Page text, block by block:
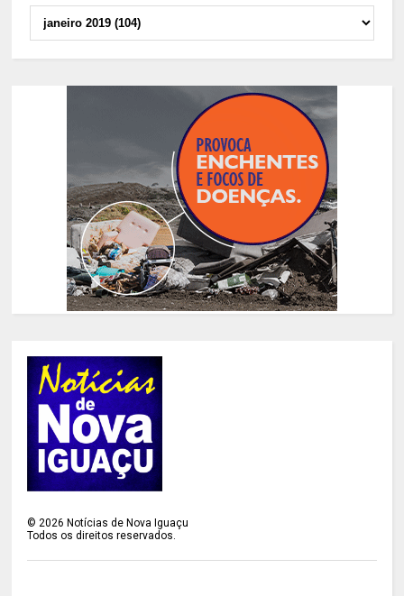
©2026 Notícias de Nova Iguaçu
Todos os direitos reservados.